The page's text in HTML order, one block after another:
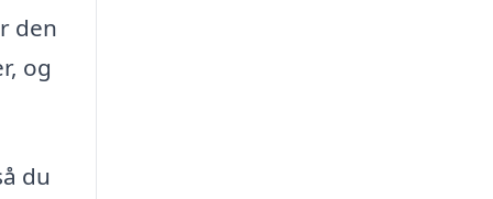
den
og
du